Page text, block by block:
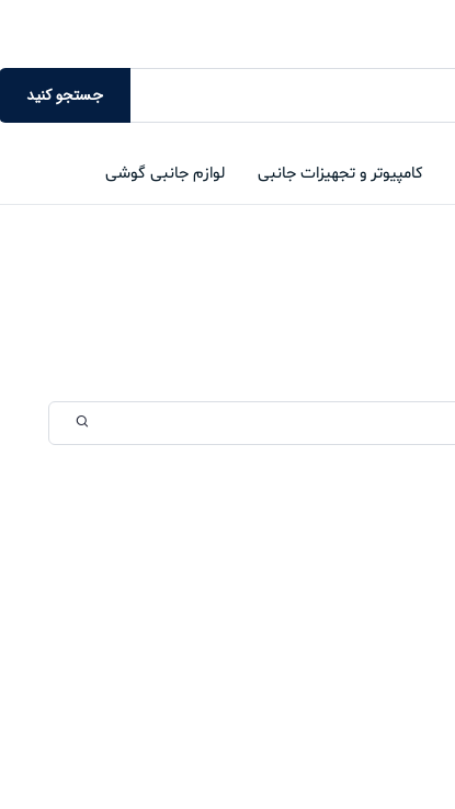
جستجو کنید
کامپیوتر و تجهیزات جانبی لوازم جانبی گوشی